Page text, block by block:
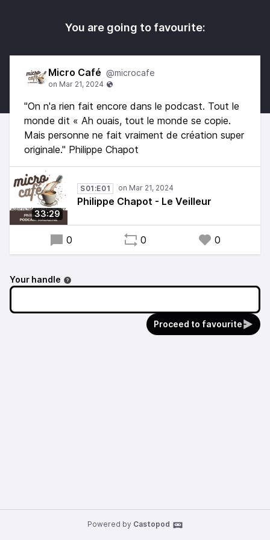
You are going to favourite:
Micro Café @microcafe
"On n'a rien fait encore dans le podcast. Tout le
monde dit « Ah ouais, tout le monde se copie.
Mais personne ne fait vraiment de création super
originale." Philippe Chapot
33:29
S01:E01
Philippe Chapot - Le Veilleur
0 0 0
Your handle
Proceed to favourite
Powered by Castopod